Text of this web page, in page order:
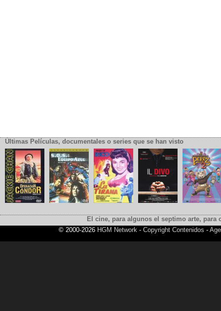
Últimas Películas, documentales o series que se han visto
El cine, para algunos el septimo arte,
© 2000-2026 HGM Network- Copyright Contenidos -